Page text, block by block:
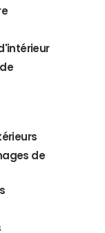
de